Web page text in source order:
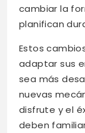
cambiar la
planifican
Estos
adaptar sus
sea más
nuevas
disfrute y el
deben